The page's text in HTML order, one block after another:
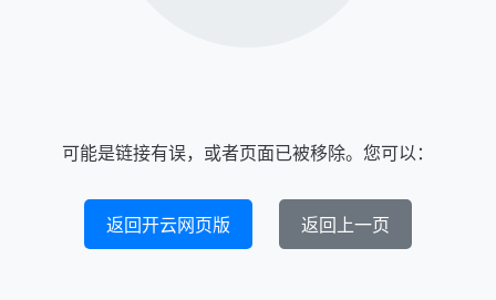
可能是链接有误，或者页面已被移除。您可以：
返回开云网页版 返回上一页